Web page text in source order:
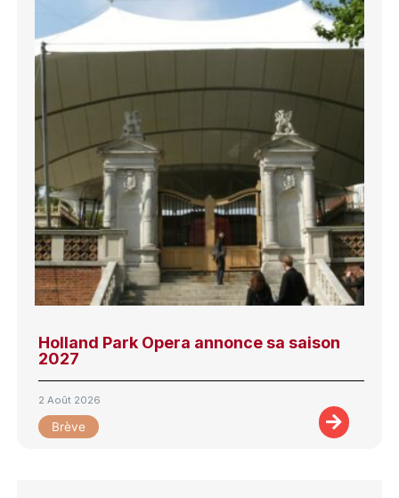
Holland Park Opera annonce sa saison
2027
2 Août 2026
Brève